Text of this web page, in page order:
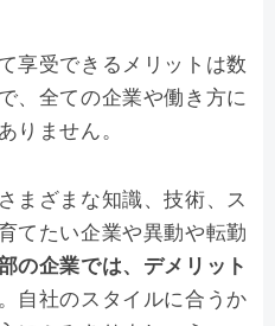
享受できるメリットは数
、全ての企業や働き方に
りません。
まざまな知識、技術、ス
てたい企業や異動や転勤
の企業では、デメリット
。自社のスタイルに合うか